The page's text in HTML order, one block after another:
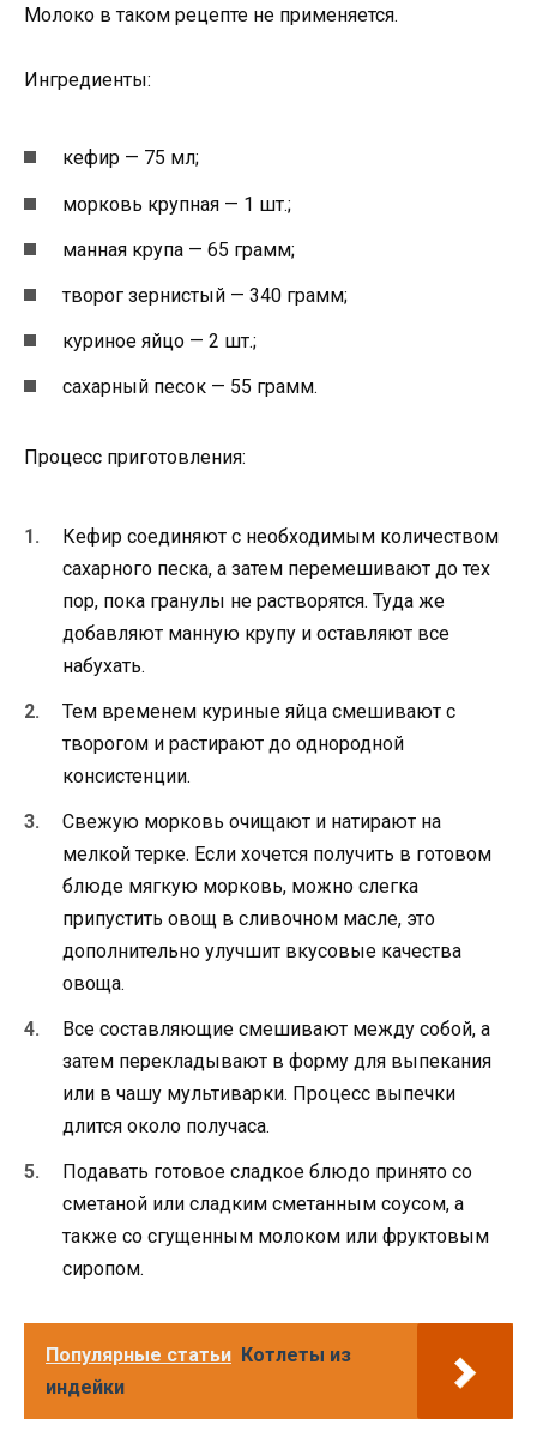
Молоко в таком рецепте не применяется.
Ингредиенты:
кефир — 75 мл;
морковь крупная — 1 шт.;
манная крупа — 65 грамм;
творог зернистый — 340 грамм;
куриное яйцо — 2 шт.;
сахарный песок — 55 грамм.
Процесс приготовления:
Кефир соединяют с необходимым количеством
сахарного песка, а затем перемешивают до тех
пор, пока гранулы не растворятся. Туда же
добавляют манную крупу и оставляют все
набухать.
Тем временем куриные яйца смешивают с
творогом и растирают до однородной
консистенции.
Свежую морковь очищают и натирают на
мелкой терке. Если хочется получить в готовом
блюде мягкую морковь, можно слегка
припустить овощ в сливочном масле, это
дополнительно улучшит вкусовые качества
овоща.
Все составляющие смешивают между собой, а
затем перекладывают в форму для выпекания
или в чашу мультиварки. Процесс выпечки
длится около получаса.
Подавать готовое сладкое блюдо принято со
сметаной или сладким сметанным соусом, а
также со сгущенным молоком или фруктовым
сиропом.
Популярные статьи Котлеты из
индейки